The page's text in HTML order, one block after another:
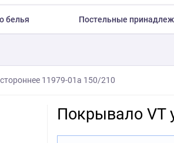
белья Постельные
11979-01a 150/210
Покрывало VT